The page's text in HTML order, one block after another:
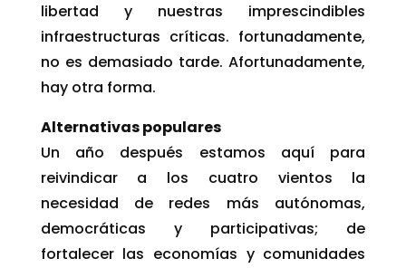
libertad y nuestras imprescindibles
infraestructuras críticas. fortunadamente,
no es demasiado tarde. Afortunadamente,
hay otra forma.
Alternativas populares
Un año después estamos aquí para
reivindicar a los cuatro vientos la
necesidad de redes más autónomas,
democráticas y participativas; de
fortalecer las economías y comunidades